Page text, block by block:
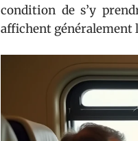
condition de s’y
affichent généralement